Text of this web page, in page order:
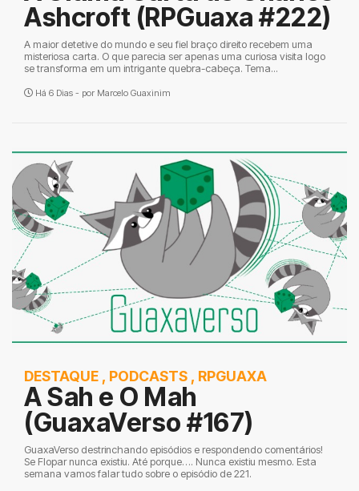
Ashcroft (RPGuaxa #222)
A maior detetive do mundo e seu fiel braço direito recebem uma
misteriosa carta. O que parecia ser apenas uma curiosa visita logo
se transforma em um intrigante quebra-cabeça. Tema...
Há 6 Dias - por Marcelo Guaxinim
DESTAQUE , PODCASTS , RPGUAXA
A Sah e O Mah
(GuaxaVerso #167)
GuaxaVerso destrinchando episódios e respondendo comentários!
Se Flopar nunca existiu. Até porque…. Nunca existiu mesmo. Esta
semana vamos falar tudo sobre o episódio de 221.